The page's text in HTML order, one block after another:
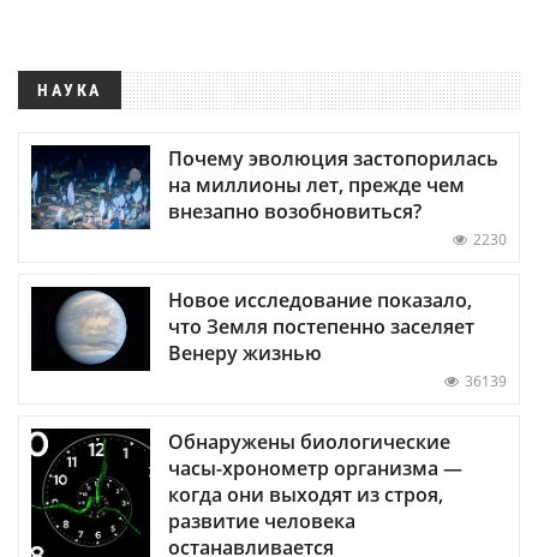
НАУКА
Почему эволюция застопорилась
на миллионы лет, прежде чем
внезапно возобновиться?
2230
Новое исследование показало,
что Земля постепенно заселяет
Венеру жизнью
36139
Обнаружены биологические
часы-хронометр организма —
когда они выходят из строя,
развитие человека
останавливается